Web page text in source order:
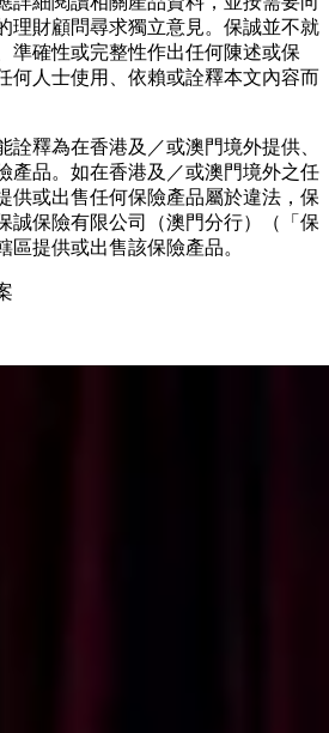
理財顧問尋求獨立意見。保誠並不就
準確性或完整性作出任何陳述或保
何人士使用、依賴或詮釋本文內容而
詮釋為在香港及／或澳門境外提供、
產品。如在香港及／或澳門境外之任
供或出售任何保險產品屬於違法，保
誠保險有限公司（澳門分行）（「保
區提供或出售該保險產品。